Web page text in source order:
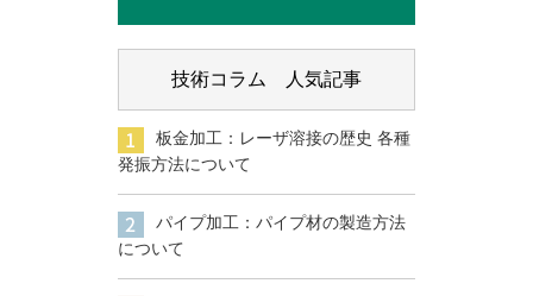
技術コラム 人気記事
板金加工：レーザ溶接の歴史 各種
発振方法について
パイプ加工：パイプ材の製造方法
について